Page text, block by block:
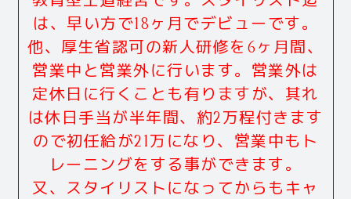
は、早い方で18ヶ月でデビューです。
他、厚生省認可の新人研修を6ヶ月間、
営業中と営業外に行います。営業外は
定休日に行くことも有りますが、其れ
は休日手当が半年間、約2万程付きます
ので初任給が21万になり、営業中もト
レーニングをする事ができます。
又、スタイリストになってからもキャ